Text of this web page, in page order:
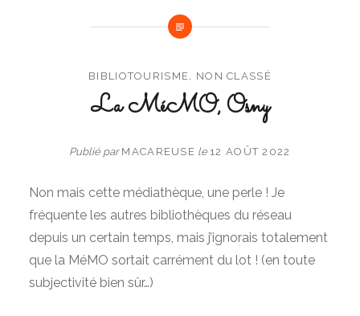
BIBLIOTOURISME , NON CLASSÉ
La MéMO, Osny
Publié par MACAREUSE le 12 AOÛT 2022
Non mais cette médiathèque, une perle ! Je
fréquente les autres bibliothèques du réseau
depuis un certain temps, mais j’ignorais totalement
que la MéMO sortait carrément du lot ! (en toute
subjectivité bien sûr…)